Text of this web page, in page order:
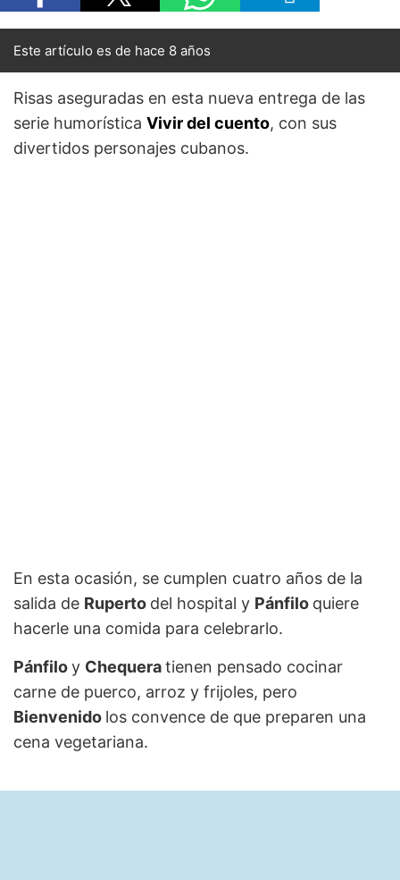
Este artículo es de hace 8 años
Risas aseguradas en esta nueva entrega de las
serie humorística Vivir del cuento, con sus
divertidos personajes cubanos.
En esta ocasión, se cumplen cuatro años de la
salida de Ruperto del hospital y Pánfilo quiere
hacerle una comida para celebrarlo.
Pánfiloy Chequeratienen pensado cocinar
carne de puerco, arroz y frijoles, pero
Bienvenido los convence de que preparen una
cena vegetariana.